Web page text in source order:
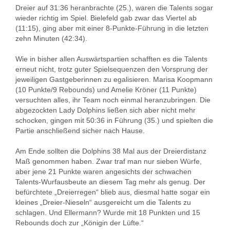
Dreier auf 31:36 heranbrachte (25.), waren die Talents sogar
wieder richtig im Spiel. Bielefeld gab zwar das Viertel ab
(11:15), ging aber mit einer 8-Punkte-Führung in die letzten
zehn Minuten (42:34).
Wie in bisher allen Auswärtspartien schafften es die Talents
erneut nicht, trotz guter Spielsequenzen den Vorsprung der
jeweiligen Gastgeberinnen zu egalisieren. Marisa Koopmann
(10 Punkte/9 Rebounds) und Amelie Kröner (11 Punkte)
versuchten alles, ihr Team noch einmal heranzubringen. Die
abgezockten Lady Dolphins ließen sich aber nicht mehr
schocken, gingen mit 50:36 in Führung (35.) und spielten die
Partie anschließend sicher nach Hause.
Am Ende sollten die Dolphins 38 Mal aus der Dreierdistanz
Maß genommen haben. Zwar traf man nur sieben Würfe,
aber jene 21 Punkte waren angesichts der schwachen
Talents-Wurfausbeute an diesem Tag mehr als genug. Der
befürchtete „Dreierregen“ blieb aus, diesmal hatte sogar ein
kleines „Dreier-Nieseln“ ausgereicht um die Talents zu
schlagen. Und Ellermann? Wurde mit 18 Punkten und 15
Rebounds doch zur „Königin der Lüfte.“